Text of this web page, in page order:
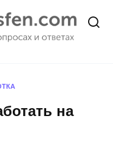
на